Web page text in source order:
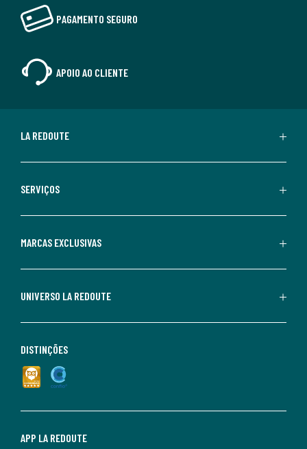
PAGAMENTO SEGURO
APOIO AO CLIENTE
LA REDOUTE
SERVIÇOS
MARCAS EXCLUSIVAS
UNIVERSO LA REDOUTE
APP LA REDOUTE
DISTINÇÕES